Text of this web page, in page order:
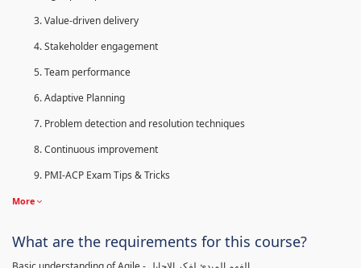
Value-driven delivery
Stakeholder engagement
Team performance
Adaptive Planning
Problem detection and resolution techniques
Continuous improvement
PMI-ACP Exam Tips & Tricks
More
What are the requirements for this course?